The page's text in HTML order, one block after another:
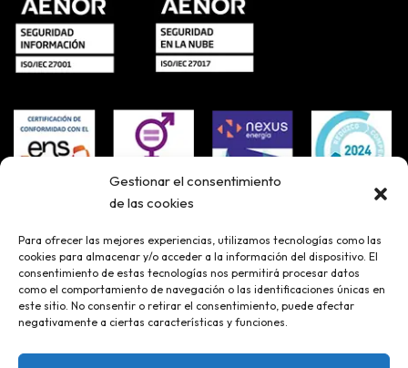
Gestionar el consentimiento
de las cookies
Para ofrecer las mejores experiencias, utilizamos tecnologías como las
cookies para almacenar y/o acceder a la información del dispositivo. El
consentimiento de estas tecnologías nos permitirá procesar datos
como el comportamiento de navegación o las identificaciones únicas en
este sitio. No consentir o retirar el consentimiento, puede afectar
negativamente a ciertas características y funciones.